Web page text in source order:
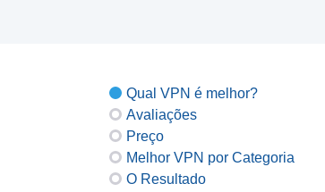
Qual VPN é melhor?
Avaliações
Preço
Melhor VPN por Categoria
O Resultado